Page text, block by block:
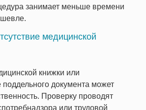
занимает меньше времени
медицинской
книжки или
поддельного документа может
Проверку проводят
или трудовой